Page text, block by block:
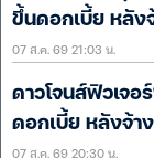
ขึ้นดอกเบี้ย หลัง
07 ส.ค. 69 21:03 น.
ดาวโจนส์ฟิวเจ
ดอกเบี้ย หลังจ้า
07 ส.ค. 69 20:30 น.